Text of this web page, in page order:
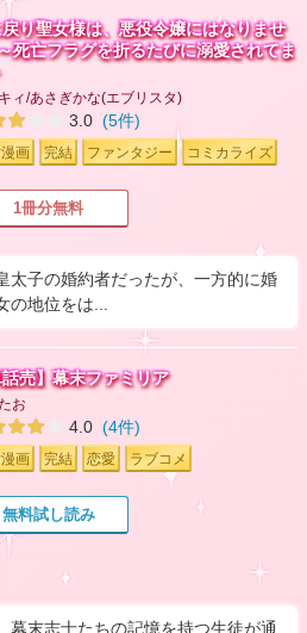
り聖女様は、悪役令嬢にはなりませ
死亡フラグを折るたびに溺愛されてま
ィ/あさぎかな(エブリスタ)
3.0 (5件)
画 完結 ファンタジー コミカライズ
1冊分無料
太子の婚約者だったが、一方的に婚
地位をは...
話売】幕末ファミリア
お
4.0 (4件)
画 完結 恋愛 ラブコメ
無料試し読み
幕末志士たちの記憶を持つ生徒が通